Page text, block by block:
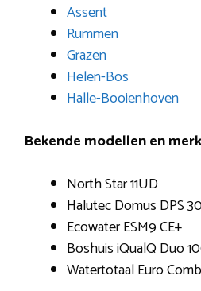
Assent
Rummen
Grazen
Helen-Bos
Halle-Booienhoven
Bekende modellen en
North Star 11UD
Halutec Domus DPS
Ecowater ESM9 CE+
Boshuis iQualQ Duo
Watertotaal Euro